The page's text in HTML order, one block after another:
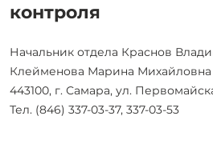
контроля
Начальник отдела Краснов
Клейменова Марина Михайловна
443100, г. Самара, ул.
Тел. (846) 337-03-37, 337-03-53